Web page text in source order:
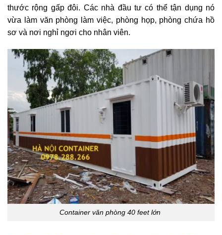
thước rộng gấp đôi. Các nhà đầu tư có thể tận dụng nó
vừa làm văn phòng làm việc, phòng họp, phòng chứa hồ
sơ và nơi nghỉ ngơi cho nhân viên.
Container văn phòng 40 feet lớn